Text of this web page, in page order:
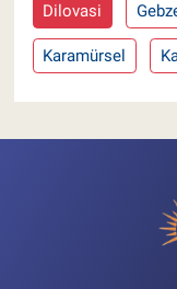
Dilovasi
Karamürsel